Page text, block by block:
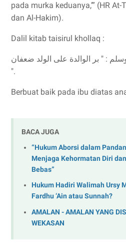
pada murka keduanya,’” (HR
dan Al-Hakim).
Dalil kitab taisirul khollaq :
: " بر الوالدة على الولد ضعفان
".
Berbuat baik pada ibu diatas
BACA JUGA
“Hukum Aborsi dalam
Menjaga Kehormatan Diri
Bebas”
Hukum Hadiri Walimah Ursy
Fardhu ‘Ain atau Sunnah?
AMALAN - AMALAN YANG
WEKASAN